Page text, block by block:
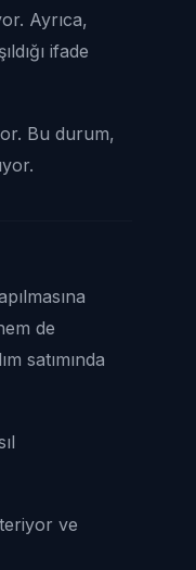
Ayrıca,
ifade
Bu durum,
de
satımında
ve